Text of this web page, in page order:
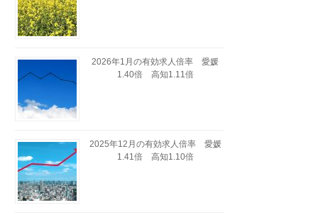
2026年1月の有効求人倍率 愛媛
1.40倍 高知1.11倍
2025年12月の有効求人倍率 愛媛
1.41倍 高知1.10倍